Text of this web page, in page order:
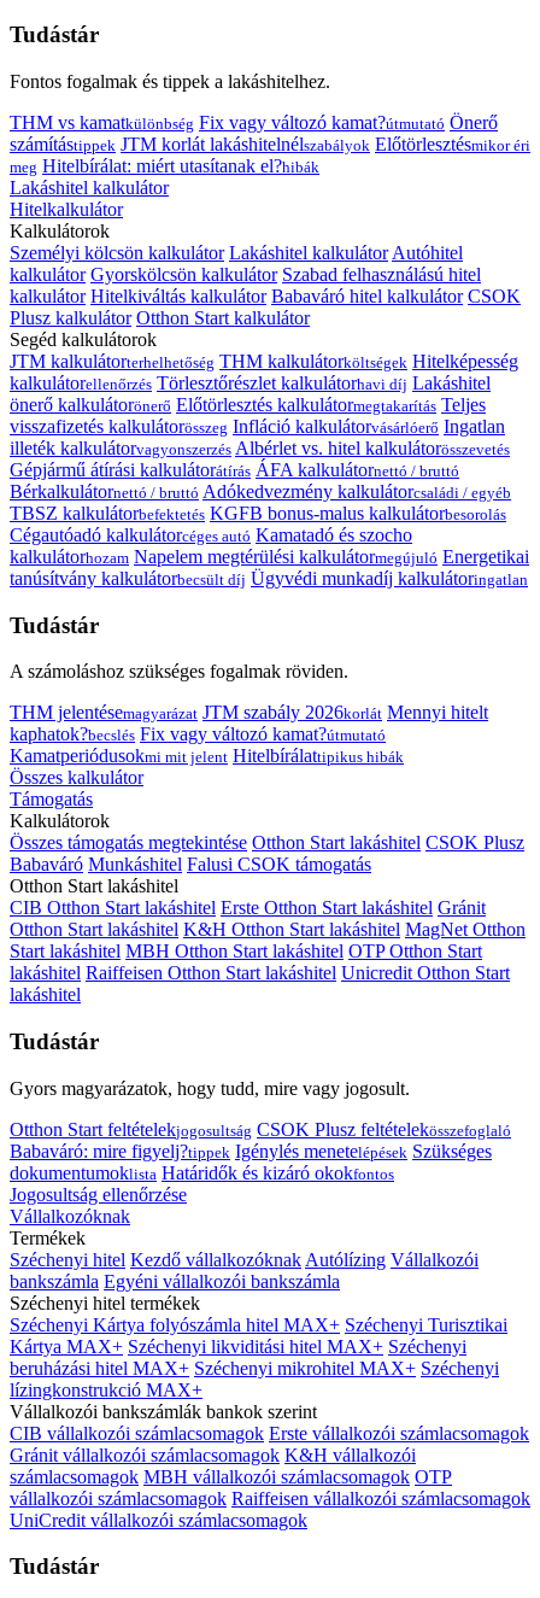
Tudástár
Fontos fogalmak és tippek a lakáshitelhez.
THM vs kamatkülönbség Fix vagy változó kamat?útmutató Önerő
számítástippek JTM korlát lakáshitelnélszabályok Előtörlesztésmikor éri
meg Hitelbírálat: miért utasítanak el?hibák
Lakáshitel kalkulátor
Hitelkalkulátor
Kalkulátorok
Személyi kölcsön kalkulátor Lakáshitel kalkulátor Autóhitel
kalkulátor Gyorskölcsön kalkulátor Szabad felhasználású hitel
kalkulátor Hitelkiváltás kalkulátor Babaváró hitel kalkulátor CSOK
Plusz kalkulátor Otthon Start kalkulátor
Segéd kalkulátorok
JTM kalkulátorterhelhetőség THM kalkulátorköltségek Hitelképesség
kalkulátorellenőrzés Törlesztőrészlet kalkulátorhavi díj Lakáshitel
önerő kalkulátorönerő Előtörlesztés kalkulátormegtakarítás Teljes
visszafizetés kalkulátorösszeg Infláció kalkulátorvásárlóerő Ingatlan
illeték kalkulátorvagyonszerzés Albérlet vs. hitel kalkulátorösszevetés
Gépjármű átírási kalkulátorátírás ÁFA kalkulátornettó / bruttó
Bérkalkulátornettó / bruttó Adókedvezmény kalkulátorcsaládi / egyéb
TBSZ kalkulátorbefektetés KGFB bonus-malus kalkulátorbesorolás
Cégautóadó kalkulátorcéges autó Kamatadó és szocho
kalkulátorhozam Napelem megtérülési kalkulátormegújuló Energetikai
tanúsítvány kalkulátorbecsült díj Ügyvédi munkadíj kalkulátoringatlan
Tudástár
A számoláshoz szükséges fogalmak röviden.
THM jelentésemagyarázat JTM szabály 2026korlát Mennyi hitelt
kaphatok?becslés Fix vagy változó kamat?útmutató
Kamatperiódusokmi mit jelent Hitelbírálattipikus hibák
Összes kalkulátor
Támogatás
Kalkulátorok
Összes támogatás megtekintése Otthon Start lakáshitel CSOK Plusz
Babaváró Munkáshitel Falusi CSOK támogatás
Otthon Start lakáshitel
CIB Otthon Start lakáshitel Erste Otthon Start lakáshitel Gránit
Otthon Start lakáshitel K&H Otthon Start lakáshitel MagNet Otthon
Start lakáshitel MBH Otthon Start lakáshitel OTP Otthon Start
lakáshitel Raiffeisen Otthon Start lakáshitel Unicredit Otthon Start
lakáshitel
Tudástár
Gyors magyarázatok, hogy tudd, mire vagy jogosult.
Otthon Start feltételekjogosultság CSOK Plusz feltételekösszefoglaló
Babaváró: mire figyelj?tippek Igénylés menetelépések Szükséges
dokumentumoklista Határidők és kizáró okokfontos
Jogosultság ellenőrzése
Vállalkozóknak
Termékek
Széchenyi hitel Kezdő vállalkozóknak Autólízing Vállalkozói
bankszámla Egyéni vállalkozói bankszámla
Széchenyi hitel termékek
Széchenyi Kártya folyószámla hitel MAX+ Széchenyi Turisztikai
Kártya MAX+ Széchenyi likviditási hitel MAX+ Széchenyi
beruházási hitel MAX+ Széchenyi mikrohitel MAX+ Széchenyi
lízingkonstrukció MAX+
Vállalkozói bankszámlák bankok szerint
CIB vállalkozói számlacsomagok Erste vállalkozói számlacsomagok
Gránit vállalkozói számlacsomagok K&H vállalkozói
számlacsomagok MBH vállalkozói számlacsomagok OTP
vállalkozói számlacsomagok Raiffeisen vállalkozói számlacsomagok
UniCredit vállalkozói számlacsomagok
Tudástár